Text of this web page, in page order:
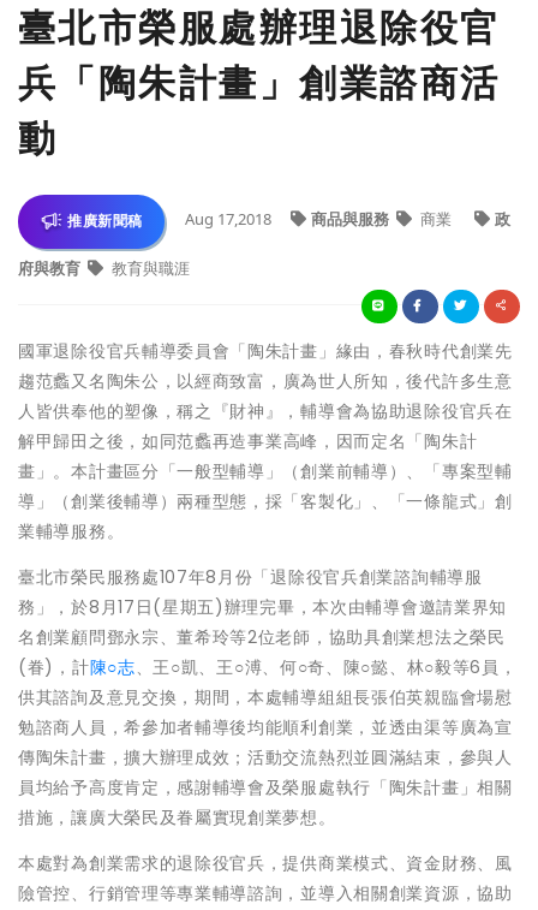
臺北市榮服處辦理退除役官
兵「陶朱計畫」創業諮商活
動
推廣新聞稿 Aug 17,2018 商品與服務 商業 政
府與教育 教育與職涯
國軍退除役官兵輔導委員會「陶朱計畫」緣由，春秋時代創業先
趨范蠡又名陶朱公 ，以經商致富，廣為世人所知，後代許多生意
人皆供奉他的塑像，稱之『財神』，輔導會為協助退除役官兵在
解甲歸田之後，如同范蠡再造事業高峰，因而定名「陶朱計
畫」。本計畫區分「一般型輔導」（創業前輔導）、「專案型輔
導」（創業後輔導）兩種型態，採「客製化」、「一條龍式」創
業輔導服務。
臺北市榮民服務處107年8月份「退除役官兵創業諮詢輔導服
務」，於8月17日(星期五)辦理完畢，本次由輔導會邀請業界知
名創業顧問鄧永宗、董希玲等2位老師，協助具創業想法之榮民
(眷)，計陳○志、王○凱、王○溥、何○奇、陳○懿、林○毅等6員，
供其諮詢及意見交換，期間，本處輔導組組長張伯英親臨會場慰
勉諮商人員，希參加者輔導後均能順利創業，並透由渠等廣為宣
傳陶朱計畫，擴大辦理成效；活動交流熱烈並圓滿結束，參與人
員均給予高度肯定，感謝輔導會及榮服處執行「陶朱計畫」相關
措施，讓廣大榮民及眷屬實現創業夢想。
本處對為創業需求的退除役官兵，提供商業模式、資金財務、風
險管控、行銷管理等專業輔導諮詢，並導入相關創業資源，協助